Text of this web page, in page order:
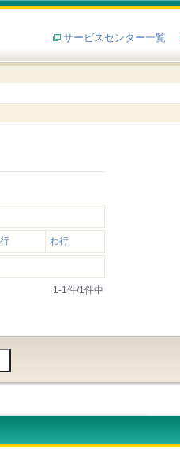
サービスセンター一覧
わ行
1-1件/1件中